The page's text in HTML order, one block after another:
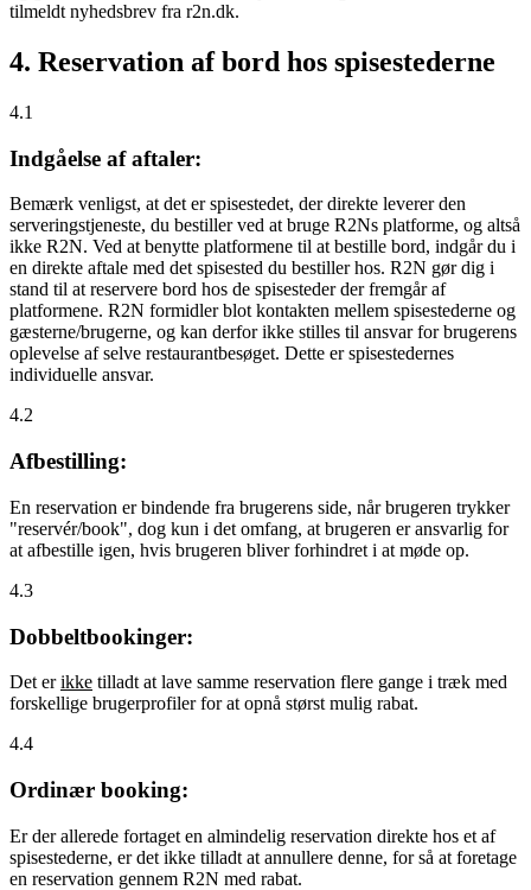
tilmeldt nyhedsbrev fra r2n.dk.
4. Reservation af bord hos spisestederne
4.1
Indgåelse af aftaler:
Bemærk venligst, at det er spisestedet, der direkte leverer den
serveringstjeneste, du bestiller ved at bruge R2Ns platforme, og altså
ikke R2N. Ved at benytte platformene til at bestille bord, indgår du i
en direkte aftale med det spisested du bestiller hos. R2N gør dig i
stand til at reservere bord hos de spisesteder der fremgår af
platformene. R2N formidler blot kontakten mellem spisestederne og
gæsterne/brugerne, og kan derfor ikke stilles til ansvar for brugerens
oplevelse af selve restaurantbesøget. Dette er spisestedernes
individuelle ansvar.
4.2
Afbestilling:
En reservation er bindende fra brugerens side, når brugeren trykker
"reservér/book", dog kun i det omfang, at brugeren er ansvarlig for
at afbestille igen, hvis brugeren bliver forhindret i at møde op.
4.3
Dobbeltbookinger:
Det erikke tilladt at lave samme reservation flere gange i træk med
forskellige brugerprofiler for at opnå størst mulig rabat.
4.4
Ordinær booking:
Er der allerede fortaget en almindelig reservation direkte hos et af
spisestederne, er det ikke tilladt at annullere denne, for så at foretage
en reservation gennem R2N med rabat.